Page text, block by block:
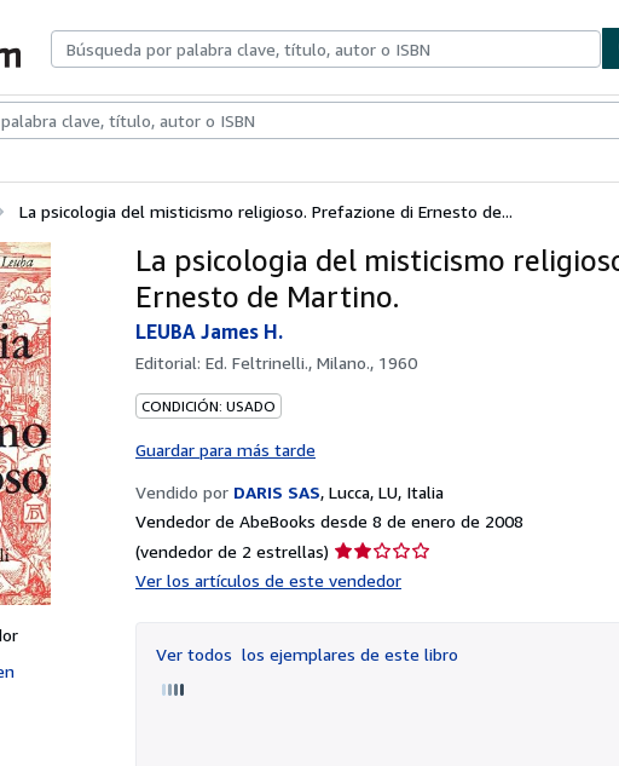
Libros antiguosArte y coleccionismo
La psicologia del misticismo religioso. Prefazione di Ernesto de...
La psicologia del misticismo
Ernesto de Martino.
LEUBA James H.
Editorial: Ed. Feltrinelli., Milano., 1960
CONDICIÓN: USADO
Guardar para más tarde
Vendido por DARIS SAS, Lucca, LU, Italia
Vendedor de AbeBooks desde 8 de enero de 2008
(vendedor de 2 estrellas) Calificación
Ver los artículos de este vendedor
Ver todos los ejemplares de este libro